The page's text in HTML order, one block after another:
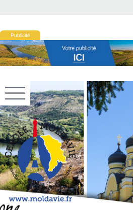
Publicité